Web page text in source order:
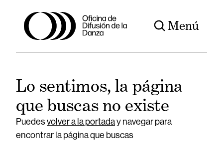
Menú
Lo sentimos, la página
que buscas no existe
Puedesvolver a la portaday navegar para
encontrar la página que buscas